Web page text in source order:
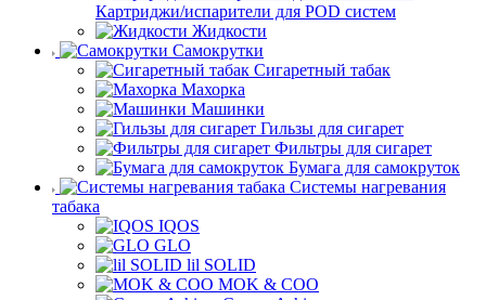
Картриджи/испарители для POD систем
Жидкости
Самокрутки
Сигаретный табак
Махорка
Машинки
Гильзы для сигарет
Фильтры для сигарет
Бумага для самокруток
Системы нагревания
табака
IQOS
GLO
lil SOLID
MOK & COO